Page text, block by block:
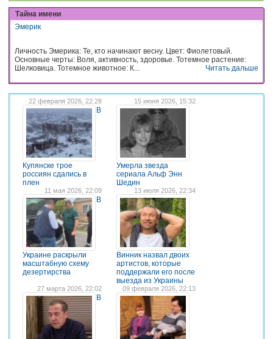
Тайна имени
Эмерик
Личность Эмерика: Те, кто начинают весну. Цвет: Фиолетовый.
Основные черты: Воля, активность, здоровье. Тотемное растение:
Шелковица. Тотемное животное: К...
Читать дальше
22 февраля 2026, 22:28
В
Купянске трое
россиян сдались в
плен
15 июня 2026, 15:32
Умерла звезда
сериала Альф Энн
Шедин
11 мая 2026, 22:09
В
Украине раскрыли
масштабную схему
дезертирства
13 июля 2026, 22:34
Винник назвал двоих
артистов, которые
поддержали его после
выезда из Украины
27 марта 2026, 22:02
В
09 февраля 2026, 22:13